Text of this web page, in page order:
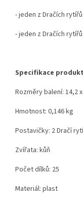
- jeden z Dračích
- jeden z Dračích
Specifikace
Rozměry balení: 14,2
Hmotnost: 0,146 kg
Postavičky: 2 Dračí
Zvířata: kůň
Počet dílků: 25
Materiál: plast